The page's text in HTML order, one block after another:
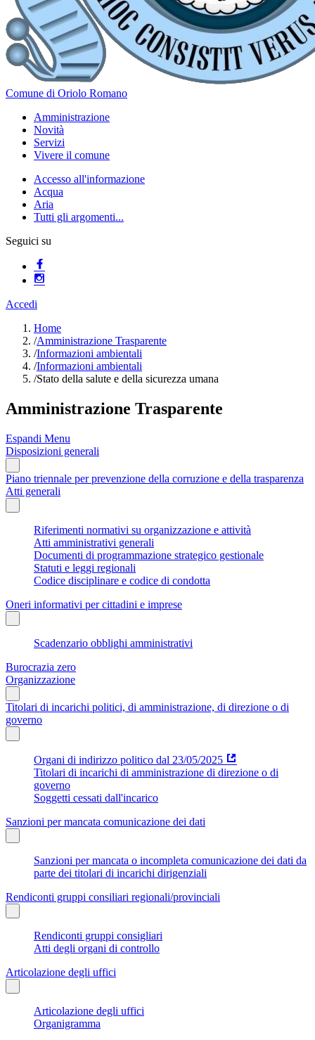
Comune di Oriolo Romano
Amministrazione
Novità
Servizi
Vivere il comune
Accesso all'informazione
Acqua
Aria
Tutti gli argomenti...
Seguici su
Accedi
Home
/Amministrazione Trasparente
/Informazioni ambientali
/Informazioni ambientali
/Stato della salute e della sicurezza umana
Amministrazione Trasparente
Espandi Menu
Disposizioni generali
Piano triennale per prevenzione della corruzione e della trasparenza
Atti generali
Riferimenti normativi su organizzazione e attività
Atti amministrativi generali
Documenti di programmazione strategico gestionale
Statuti e leggi regionali
Codice disciplinare e codice di condotta
Oneri informativi per cittadini e imprese
Scadenzario obblighi amministrativi
Burocrazia zero
Organizzazione
Titolari di incarichi politici, di amministrazione, di direzione o di
governo
Organi di indirizzo politico dal 23/05/2025
Titolari di incarichi di amministrazione di direzione o di
governo
Soggetti cessati dall'incarico
Sanzioni per mancata comunicazione dei dati
Sanzioni per mancata o incompleta comunicazione dei dati da
parte dei titolari di incarichi dirigenziali
Rendiconti gruppi consiliari regionali/provinciali
Rendiconti gruppi consigliari
Atti degli organi di controllo
Articolazione degli uffici
Articolazione degli uffici
Organigramma